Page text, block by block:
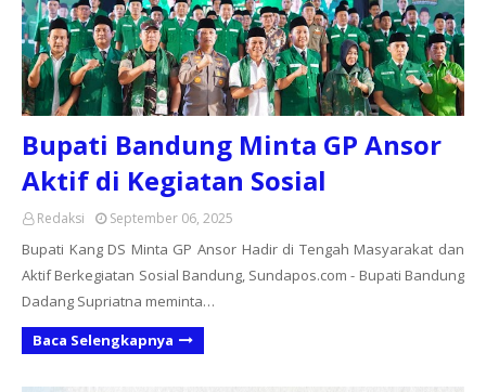
Bupati Bandung Minta GP Ansor
Aktif di Kegiatan Sosial
Redaksi September 06, 2025
Bupati Kang DS Minta GP Ansor Hadir di Tengah Masyarakat dan
Aktif Berkegiatan Sosial Bandung, Sundapos.com - Bupati Bandung
Dadang Supriatna meminta…
Baca Selengkapnya